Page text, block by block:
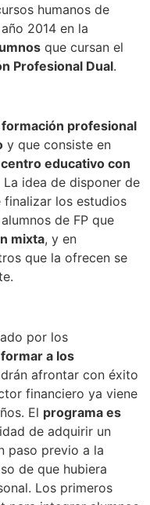
humanos de
2014 en la
que cursan el
Profesional Dual.
profesional
y que consiste en
educativo con
La idea de disponer de
los estudios
de FP que
mixta, y en
que la ofrecen se
por los
formar a los
afrontar con éxito
financiero ya viene
El programa es
de adquirir un
paso previo a la
de que hubiera
Los primeros